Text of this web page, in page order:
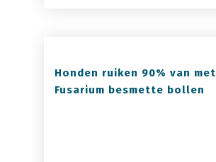
Honden ruiken 90% van met
Fusarium besmette bollen